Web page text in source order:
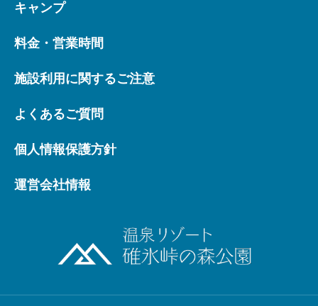
キャンプ
料金・営業時間
施設利用に関するご注意
よくあるご質問
個人情報保護方針
運営会社情報